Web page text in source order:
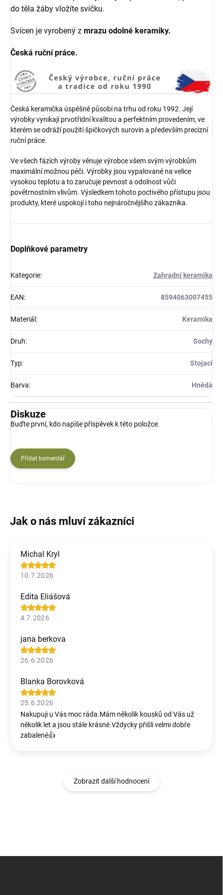
do těla žáby vložíte svíčku.
Svícen je vyrobený z mrazu odolné keramiky.
Česká ruční práce.
Česká keramička úspěšně působí na trhu od roku 1992. Její
výrobky vynikají prvotřídní kvalitou a perfektním provedením, ve
kterém se odráží použití špičkových surovin a především precizní
ruční práce.
Ve všech fázích výroby věnuje výrobce všem svým výrobkům
maximální možnou péči. Výrobky jsou vypalované na velice
vysokou teplotu a to zaručuje pevnost a odolnost vůči
povětrnostním vlivům. Výsledkem tohoto poctivého přístupu jsou
produkty, které uspokojí i toho nejnáročnějšího zákazníka.
Doplňkové parametry
Kategorie: Zahradní keramika
EAN: 8594063007455
Materiál : Keramika
Druh: Sochy
Typ: Stojací
Barva: Hnědá
Diskuze
Buďte první, kdo napíše příspěvek k této položce.
Přidat komentář
Michal Kryl
10.7.2026
Edita Eliášová
4.7.2026
jana berkova
26.6.2026
Blanka Borovková
25.6.2026
Nakupuji u Vás moc ráda.Mám několik kousků od Vás už
několik let a jsou stále krásné.Vždycky přišli velmi dobře
zabalené👍
Zobrazit další hodnocení